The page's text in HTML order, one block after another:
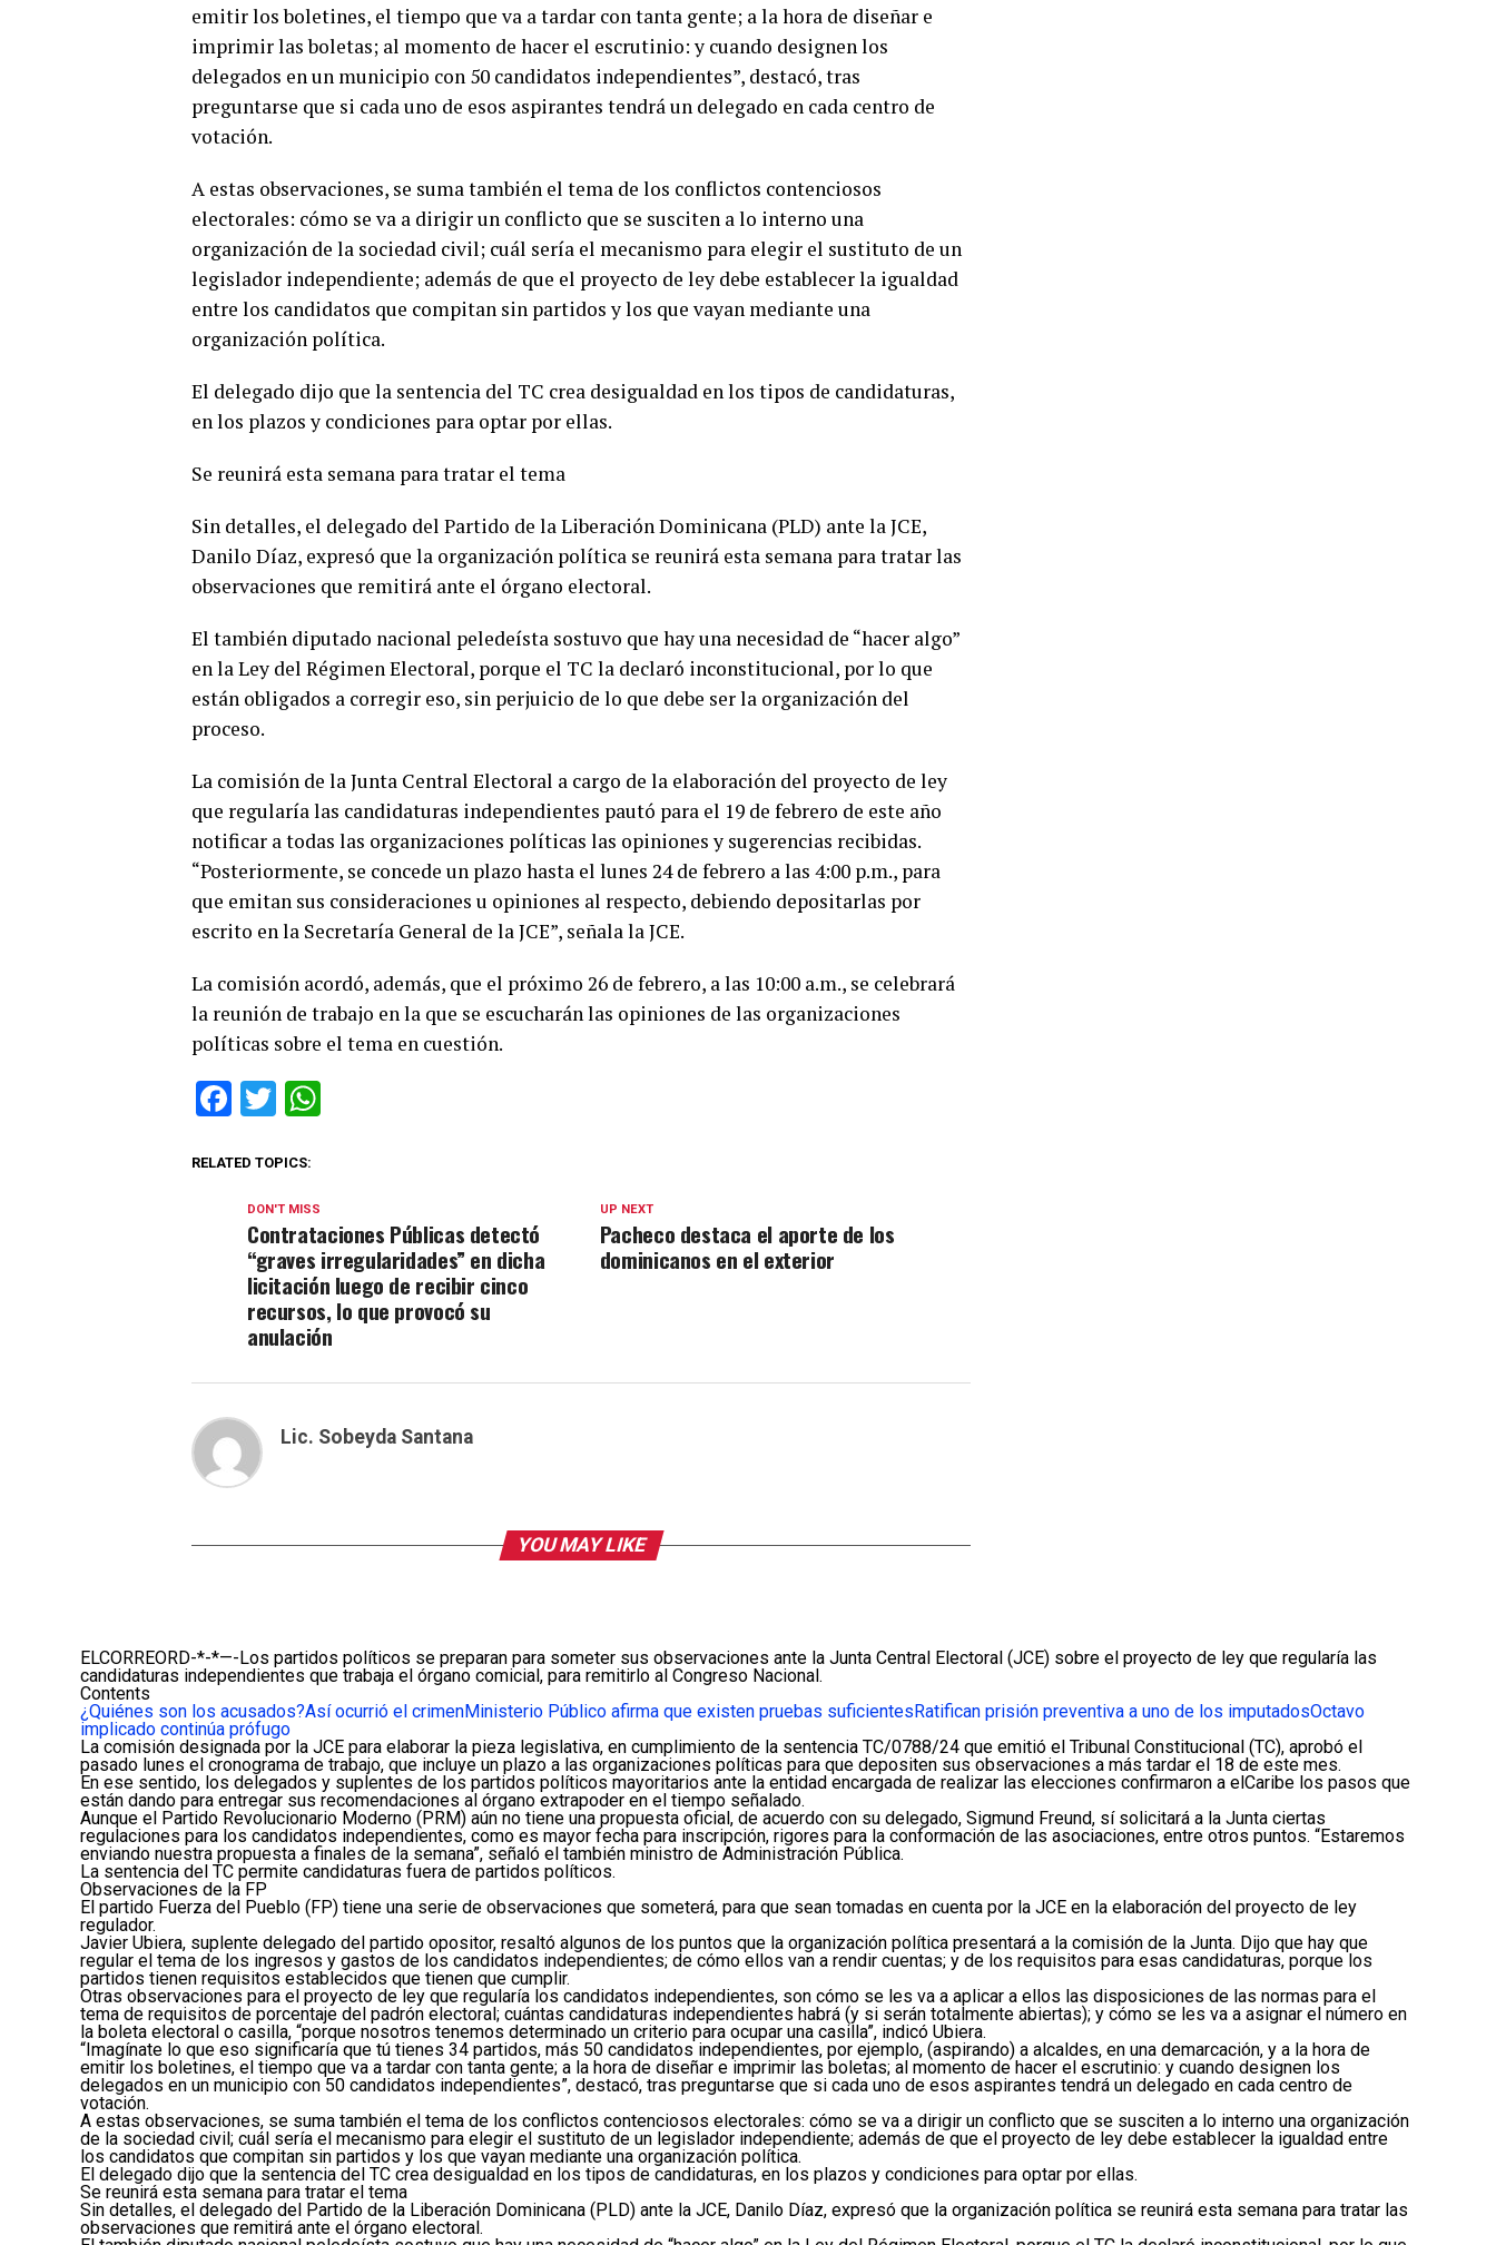
emitir los boletines, el tiempo que va a tardar con tanta gente; a la hora de diseñar e
imprimir las boletas; al momento de hacer el escrutinio: y cuando designen los
delegados en un municipio con 50 candidatos independientes”, destacó, tras
preguntarse que si cada uno de esos aspirantes tendrá un delegado en cada centro de
votación.
A estas observaciones, se suma también el tema de los conflictos contenciosos
electorales: cómo se va a dirigir un conflicto que se susciten a lo interno una
organización de la sociedad civil; cuál sería el mecanismo para elegir el sustituto de un
legislador independiente; además de que el proyecto de ley debe establecer la igualdad
entre los candidatos que compitan sin partidos y los que vayan mediante una
organización política.
El delegado dijo que la sentencia del TC crea desigualdad en los tipos de candidaturas,
en los plazos y condiciones para optar por ellas.
Se reunirá esta semana para tratar el tema
Sin detalles, el delegado del Partido de la Liberación Dominicana (PLD) ante la JCE,
Danilo Díaz, expresó que la organización política se reunirá esta semana para tratar las
observaciones que remitirá ante el órgano electoral.
El también diputado nacional peledeísta sostuvo que hay una necesidad de “hacer algo”
en la Ley del Régimen Electoral, porque el TC la declaró inconstitucional, por lo que
están obligados a corregir eso, sin perjuicio de lo que debe ser la organización del
proceso.
La comisión de la Junta Central Electoral a cargo de la elaboración del proyecto de ley
que regularía las candidaturas independientes pautó para el 19 de febrero de este año
notificar a todas las organizaciones políticas las opiniones y sugerencias recibidas.
“Posteriormente, se concede un plazo hasta el lunes 24 de febrero a las 4:00 p.m., para
que emitan sus consideraciones u opiniones al respecto, debiendo depositarlas por
escrito en la Secretaría General de la JCE”, señala la JCE.
La comisión acordó, además, que el próximo 26 de febrero, a las 10:00 a.m., se celebrará
la reunión de trabajo en la que se escucharán las opiniones de las organizaciones
políticas sobre el tema en cuestión.
Facebook
Twitter
RELATED TOPICS:
UP NEXT
Pacheco destaca el aporte de los
dominicanos en el exterior
DON'T MISS
Contrataciones Públicas detectó
“graves irregularidades” en dicha
licitación luego de recibir cinco
recursos, lo que provocó su
anulación
Lic. Sobeyda Santana
YOU MAY LIKE
ELCORREORD-*-*—-Los partidos políticos se preparan para someter sus observaciones ante la Junta Central Electoral (JCE) sobre el proyecto de ley que regularía las
candidaturas independientes que trabaja el órgano comicial, para remitirlo al Congreso Nacional.
Contents
¿Quiénes son los acusados?Así ocurrió el crimenMinisterio Público afirma que existen pruebas suficientesRatifican prisión preventiva a uno de los imputadosOctavo
implicado continúa prófugo
La comisión designada por la JCE para elaborar la pieza legislativa, en cumplimiento de la sentencia TC/0788/24 que emitió el Tribunal Constitucional (TC), aprobó el
pasado lunes el cronograma de trabajo, que incluye un plazo a las organizaciones políticas para que depositen sus observaciones a más tardar el 18 de este mes.
En ese sentido, los delegados y suplentes de los partidos políticos mayoritarios ante la entidad encargada de realizar las elecciones confirmaron a elCaribe los pasos que
están dando para entregar sus recomendaciones al órgano extrapoder en el tiempo señalado.
Aunque el Partido Revolucionario Moderno (PRM) aún no tiene una propuesta oficial, de acuerdo con su delegado, Sigmund Freund, sí solicitará a la Junta ciertas
regulaciones para los candidatos independientes, como es mayor fecha para inscripción, rigores para la conformación de las asociaciones, entre otros puntos. “Estaremos
enviando nuestra propuesta a finales de la semana”, señaló el también ministro de Administración Pública.
La sentencia del TC permite candidaturas fuera de partidos políticos.
Observaciones de la FP
El partido Fuerza del Pueblo (FP) tiene una serie de observaciones que someterá, para que sean tomadas en cuenta por la JCE en la elaboración del proyecto de ley
regulador.
Javier Ubiera, suplente delegado del partido opositor, resaltó algunos de los puntos que la organización política presentará a la comisión de la Junta. Dijo que hay que
regular el tema de los ingresos y gastos de los candidatos independientes; de cómo ellos van a rendir cuentas; y de los requisitos para esas candidaturas, porque los
partidos tienen requisitos establecidos que tienen que cumplir.
Otras observaciones para el proyecto de ley que regularía los candidatos independientes, son cómo se les va a aplicar a ellos las disposiciones de las normas para el
tema de requisitos de porcentaje del padrón electoral; cuántas candidaturas independientes habrá (y si serán totalmente abiertas); y cómo se les va a asignar el número en
la boleta electoral o casilla, “porque nosotros tenemos determinado un criterio para ocupar una casilla”, indicó Ubiera.
“Imagínate lo que eso significaría que tú tienes 34 partidos, más 50 candidatos independientes, por ejemplo, (aspirando) a alcaldes, en una demarcación, y a la hora de
emitir los boletines, el tiempo que va a tardar con tanta gente; a la hora de diseñar e imprimir las boletas; al momento de hacer el escrutinio: y cuando designen los
delegados en un municipio con 50 candidatos independientes”, destacó, tras preguntarse que si cada uno de esos aspirantes tendrá un delegado en cada centro de
votación.
A estas observaciones, se suma también el tema de los conflictos contenciosos electorales: cómo se va a dirigir un conflicto que se susciten a lo interno una organización
de la sociedad civil; cuál sería el mecanismo para elegir el sustituto de un legislador independiente; además de que el proyecto de ley debe establecer la igualdad entre
los candidatos que compitan sin partidos y los que vayan mediante una organización política.
El delegado dijo que la sentencia del TC crea desigualdad en los tipos de candidaturas, en los plazos y condiciones para optar por ellas.
Se reunirá esta semana para tratar el tema
Sin detalles, el delegado del Partido de la Liberación Dominicana (PLD) ante la JCE, Danilo Díaz, expresó que la organización política se reunirá esta semana para tratar las
observaciones que remitirá ante el órgano electoral.